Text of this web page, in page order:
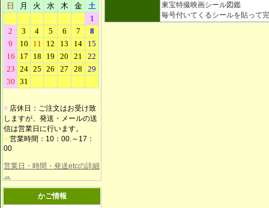
■ 店休日：ご注文はお受け致
しますが、発送・メールの送
信は営業日に行います。
■ 営業時間：10：00.～17：
00
営業日・時間・発送etcの詳細
→
かご情報
東宝特撮映画シール図鑑
毎号付いてくるシールを貼って